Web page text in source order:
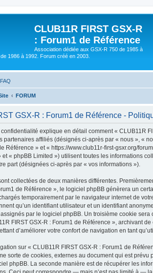
CLUB11R FIRST GSX-R
: Forum1 de Référence
Association dédiée aux GSX-R 750 de 1985 à
1986 à 1992. Forum créé en 2003.
FAQ
FORUM
GSX-R : Forum1 de Référence -
explique en détail comment « CLUB11R
partenaires affiliés (désignés ci-après par « nous », «
Référence » et « https://www.club11r-first-gsxr.org/
« phpBB Limited ») utilisent toutes les informations
part (désignées ci-après par « vos informations »).
collectées de deux manières différentes.
de Référence », le logiciel phpBB génèrera un
temporairement par le navigateur internet de
qu’un identifiant utilisateur et un identifiant
par le logiciel phpBB. Un troisième cookie sera
FIRST GSX-R : Forum1 de Référence », archivant
d’améliorer votre confort de navigation en tant
sur « CLUB11R FIRST GSX-R : Forum1 de
sorte de cookies, externes au document qui est prévu
phpBB. La seconde manière est de récupérer les